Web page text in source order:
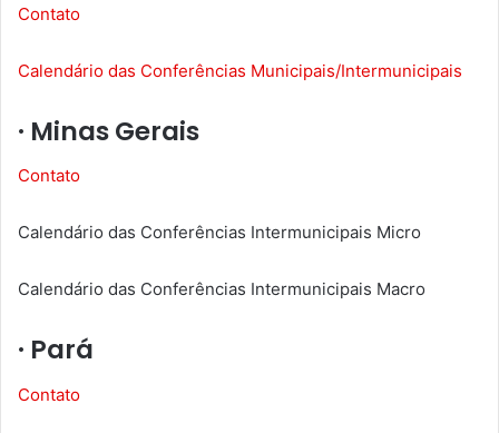
Contato
Calendário das Conferências Municipais/Intermunicipais
· Minas Gerais
Contato
Calendário das Conferências Intermunicipais Micro
Calendário das Conferências Intermunicipais Macro
· Pará
Contato